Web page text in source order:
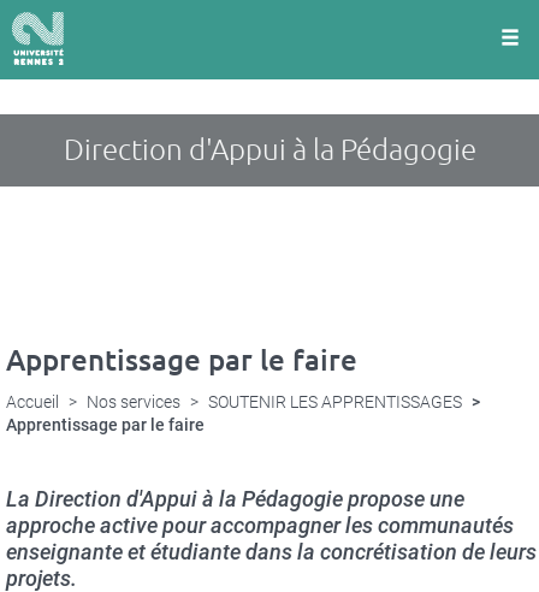
Panneau de gestion des cookies
Aller
au
contenu
Direction d'Appui à la Pédagogie
Apprentissage par le faire
Accueil Nos services
SOUTENIR LES APPRENTISSAGES
Apprentissage par le faire
La Direction d'Appui à la Pédagogie propose une
approche active pour accompagner les communautés
enseignante et étudiante dans la concrétisation de leurs
projets.